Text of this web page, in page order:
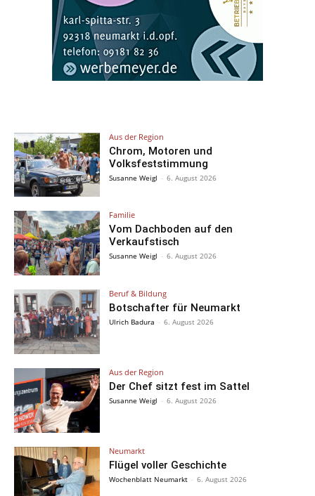
Aus der Region
Chrom, Motoren und
Volksfeststimmung
Susanne Weigl - 6. August 2026
Familie
Vom Dachboden auf den
Verkaufstisch
Susanne Weigl - 6. August 2026
Beruf & Bildung
Botschafter für Neumarkt
Ulrich Badura - 6. August 2026
Aus der Region
Der Chef sitzt fest im Sattel
Susanne Weigl - 6. August 2026
Neumarkt
Flügel voller Geschichte
Wochenblatt Neumarkt - 6. August 2026